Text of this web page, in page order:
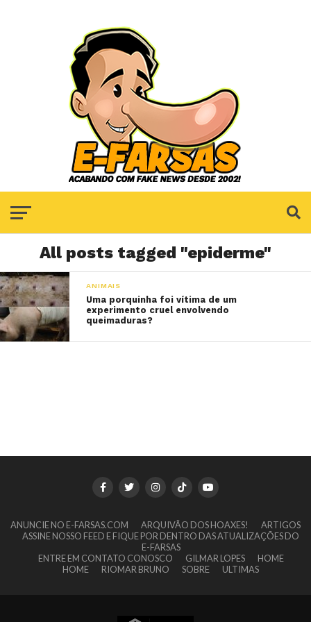
All posts tagged "epiderme"
ANIMAIS
Uma porquinha foi vítima de um
experimento cruel envolvendo
queimaduras?
ANUNCIE NO E-FARSAS.COM ARQUIVÃO DOS HOAXES!
ARTIGOS
ASSINE NOSSO FEED E FIQUE POR DENTRO DAS ATUALIZAÇÕES DO
E-FARSAS
ENTRE EM CONTATO CONOSCO
GILMAR LOPES
HOME
HOME
RIOMAR BRUNO SOBRE ULTIMAS